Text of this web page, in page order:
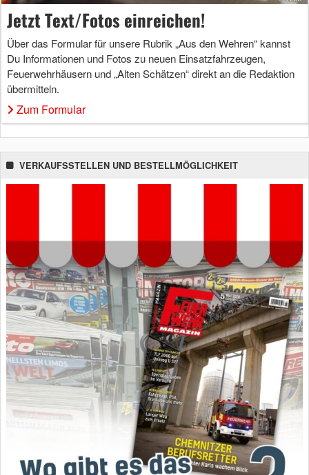
Jetzt Text/Fotos einreichen!
Über das Formular für unsere Rubrik „Aus den Wehren“ kannst
Du Informationen und Fotos zu neuen Einsatzfahrzeugen,
Feuerwehrhäusern und „Alten Schätzen“ direkt an die Redaktion
übermitteln.
Zum Formular
VERKAUFSSTELLEN UND BESTELLMÖGLICHKEIT